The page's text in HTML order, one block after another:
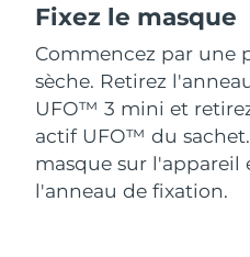
Fixez le masque
Commencez par une
sèche. Retirez
UFO™ 3 mini et
actif UFO™ du
masque sur l'appareil
l'anneau de fixation.